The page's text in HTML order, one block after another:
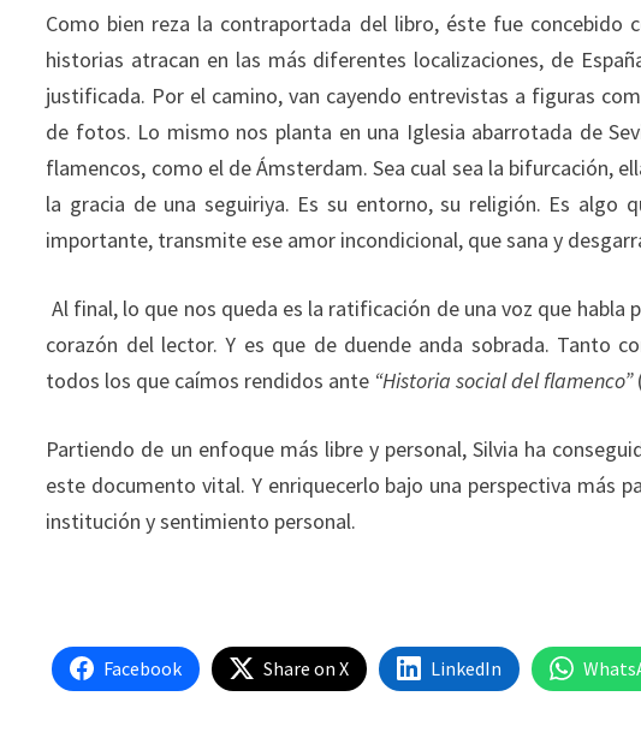
Como bien reza la contraportada del libro, éste fue concebido
historias atracan en las más diferentes localizaciones, de
justificada. Por el camino, van cayendo entrevistas a figuras
de fotos. Lo mismo nos planta en una Iglesia abarrotada de
flamencos, como el de Ámsterdam. Sea cual sea la bifurcación,
la gracia de una seguiriya. Es su entorno, su religión. Es algo
importante, transmite ese amor incondicional, que sana y
Al final, lo que nos queda es la ratificación de una voz que habla
corazón del lector. Y es que de duende anda sobrada. Tanto
todos los que caímos rendidos ante “Historia social del flamenco”
Partiendo de un enfoque más libre y personal, Silvia ha
este documento vital. Y enriquecerlo bajo una perspectiva más
institución y sentimiento personal.
Facebook Share on X LinkedIn